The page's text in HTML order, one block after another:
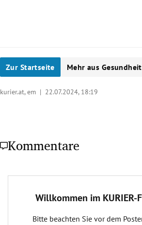
Zur Startseite Mehr aus Gesundheit
kurier.at, em | 22.07.2024, 18:19
Kommentare